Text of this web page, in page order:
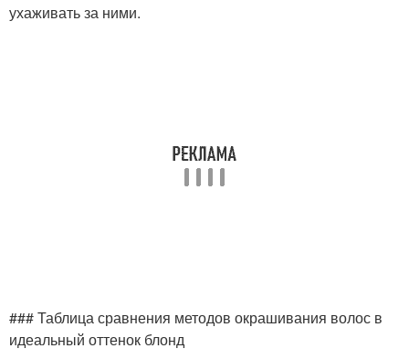
ухаживать за ними.
### Таблица сравнения методов окрашивания волос в
идеальный оттенок блонд